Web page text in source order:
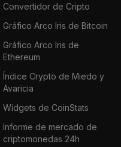
Convertidor de Cripto
Gráfico Arco Iris de Bitcoin
Gráfico Arco Iris de
Ethereum
Índice Crypto de Miedo y
Avaricia
Widgets de CoinStats
Informe de mercado de
criptomonedas 24h